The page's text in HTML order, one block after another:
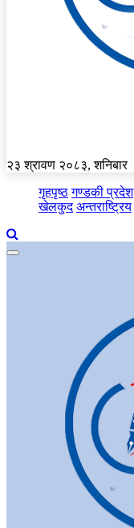
२३ श्रावण २०८३, शनिबार
गृहपृष्ठ गण्डकी प्रदेश
खेलकुद अन्तराष्ट्रिय